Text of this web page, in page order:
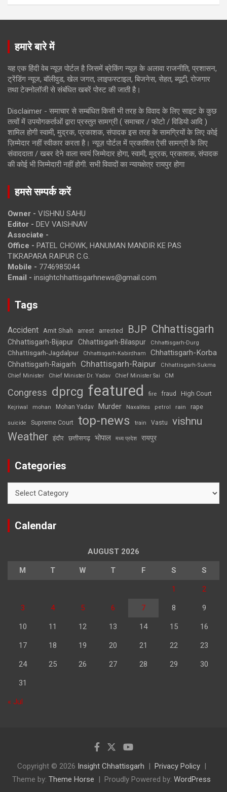
हमारे बारे में
यह एक हिंदी वेब न्यूज़ पोर्टल है जिसमें ब्रेकिंग न्यूज़ के अलावा राजनीति, प्रशासन,
ट्रेंडिंग न्यूज, बॉलीवुड, खेल जगत, लाइफस्टाइल, बिजनेस, सेहत, ब्यूटी, रोजगार
तथा टेक्नोलॉजी से संबंधित खबरें पोस्ट की जाती है।
Disclaimer - समाचार से सम्बंधित किसी भी तरह के विवाद के लिए साइट के कुछ
तत्वों में उपयोगकर्ताओं द्वारा प्रस्तुत सामग्री ( समाचार / फोटो / विडियो आदि )
शामिल होगी स्वामी, मुद्रक, प्रकाशक, संपादक इस तरह के सामग्रियों के लिए कोई
ज़िम्मेदार नहीं स्वीकार करता है। न्यूज़ पोर्टल में प्रकाशित ऐसी सामग्री के लिए
संवाददाता / खबर देने वाला स्वयं जिम्मेदार होगा, स्वामी, मुद्रक, प्रकाशक, संपादक
की कोई भी जिम्मेदारी नहीं होगी. सभी विवादों का न्यायक्षेत्र रायपुर होगा
हमसे सम्पर्क करें
Owner - VISHNU SAHU
Editor - DEV VAISHNAV
Associate -
Office - PATEL CHOWK, HANUMAN MANDIR KE PAS
TIKRAPARA RAIPUR C.G.
Mobile - 7746985044
Email - insightchhattisgarhnews@gmail.com
Tags
Accident Amit Shah arrest arrested BJP Chhattisgarh
Chhattisgarh-Bijapur Chhattisgarh-Bilaspur Chhattisgarh-Durg
Chhattisgarh-Jagdalpur Chhattisgarh-Kabirdham Chhattisgarh-Korba
Chhattisgarh-Raigarh Chhattisgarh-Raipur
Chhattisgarh-Sukma
Chief Minister
Chief Minister Dr. Yadav Chief Minister Sai CM
Congress dprcg featured fire fraud High Court
Kejriwal mohan Mohan Yadav Murder Naxalites petrol rain rape
suicide Supreme Court top-news train Vastu vishnu
Weather इंदौर छत्तीसगढ़ भोपाल मध्य प्रदेश रायपुर
Categories
Calendar
AUGUST 2026
M T W T F S S
1 2
3 4 5 6 7 8 9
10 11 12 13 14 15 16
17 18 19 20 21 22 23
24 25 26 27 28 29 30
31
« Jul
Copyright © 2026 Insight Chhattisgarh
Privacy Policy
Theme by: Theme Horse Proudly Powered by: WordPress